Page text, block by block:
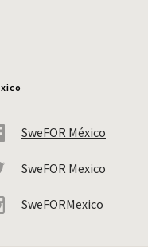
SweFOR México
SweFOR Mexico
SweFORMexico